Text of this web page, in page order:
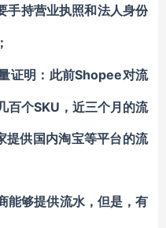
手持营业执照和法人身份
证明：此前Shopee对流
百个SKU，近三个月的流
供国内淘宝等平台的流
能够提供流水，但是，有